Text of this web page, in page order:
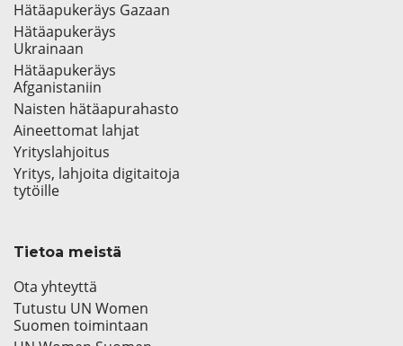
Hätäapukeräys Gazaan
Hätäapukeräys
Ukrainaan
Hätäapukeräys
Afganistaniin
Naisten hätäapurahasto
Aineettomat lahjat
Yrityslahjoitus
Yritys, lahjoita digitaitoja
tytöille
Tietoa meistä
Ota yhteyttä
Tutustu UN Women
Suomen toimintaan